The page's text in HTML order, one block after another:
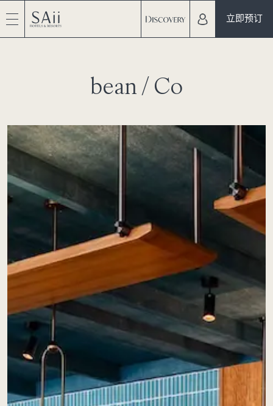
立即预订
bean / Co